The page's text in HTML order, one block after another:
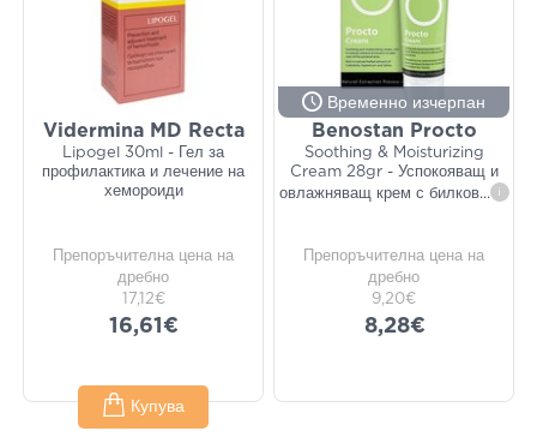
Vidermina MD Recta
Lipogel 30ml - Гел за
профилактика и лечение на
хемороиди
Препоръчителна цена на
дребно
17,12€
16,61€
Купува
Временно изчерпан
Benostan Procto
Soothing & Moisturizing
Cream 28gr - Успокояващ и
овлажняващ крем с билков... i
Препоръчителна цена на
дребно
9,20€
8,28€